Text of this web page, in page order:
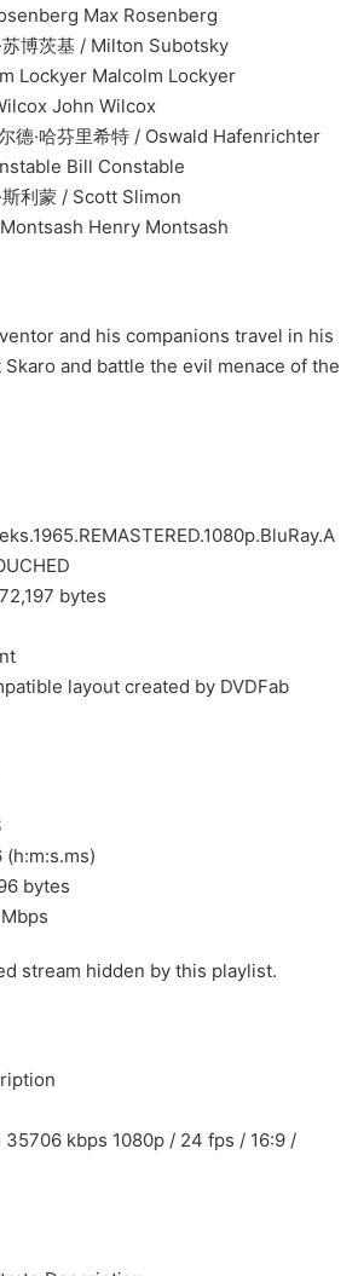
Max Rosenberg
基 / Milton Subotsky
Malcolm Lockyer
John Wilcox
哈芬里希特 / Oswald Hafenrichter
Bill Constable
/ Scott Slimon
Henry Montsash
and his companions travel in his
and battle the evil menace of the
bytes
layout created by DVDFab
(h:m:s.ms)
bytes
stream hidden by this playlist.
35706 kbps 1080p / 24 fps / 16:9 /